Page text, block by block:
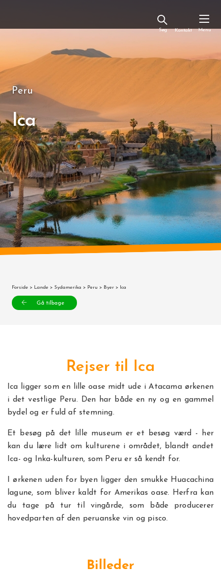
Kontakt
Peru
Ica
Forside > Lande > Sydamerika > Peru > Byer > Ica
Gå tilbage
Rejser til Ica
Ica ligger som en lille oase midt ude i Atacama ørkenen
i det vestlige Peru. Den har både en ny og en gammel
bydel og er fuld af stemning.
Et besøg på det lille museum er et besøg værd - her
kan du lære lidt om kulturene i området, blandt andet
Ica- og Inka-kulturen, som Peru er så kendt for.
I ørkenen uden for byen ligger den smukke Huacachina
lagune, som bliver kaldt for Amerikas oase. Herfra kan
du tage på tur til vingårde, som både producerer
hovedparten af den peruanske vin og pisco.
Billeder